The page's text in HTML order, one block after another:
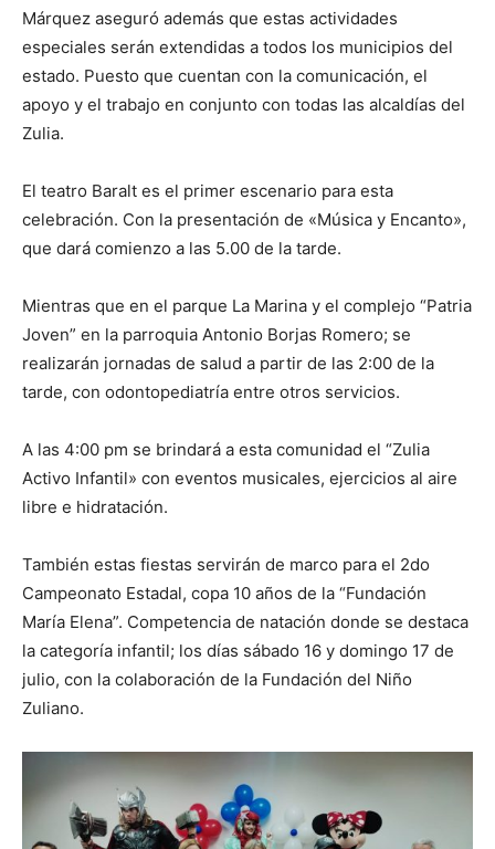
Márquez aseguró además que estas actividades
especiales serán extendidas a todos los municipios del
estado. Puesto que cuentan con la comunicación, el
apoyo y el trabajo en conjunto con todas las alcaldías del
Zulia.
El teatro Baralt es el primer escenario para esta
celebración. Con la presentación de «Música y Encanto»,
que dará comienzo a las 5.00 de la tarde.
Mientras que en el parque La Marina y el complejo “Patria
Joven” en la parroquia Antonio Borjas Romero; se
realizarán jornadas de salud a partir de las 2:00 de la
tarde, con odontopediatría entre otros servicios.
A las 4:00 pm se brindará a esta comunidad el “Zulia
Activo Infantil» con eventos musicales, ejercicios al aire
libre e hidratación.
También estas fiestas servirán de marco para el 2do
Campeonato Estadal, copa 10 años de la “Fundación
María Elena”. Competencia de natación donde se destaca
la categoría infantil; los días sábado 16 y domingo 17 de
julio, con la colaboración de la Fundación del Niño
Zuliano.